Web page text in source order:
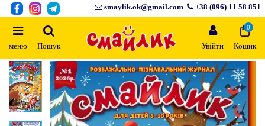
smaylik.ok@gmail.com +38 (096) 11 58 851
меню Пошук Увійти
0
Кошик